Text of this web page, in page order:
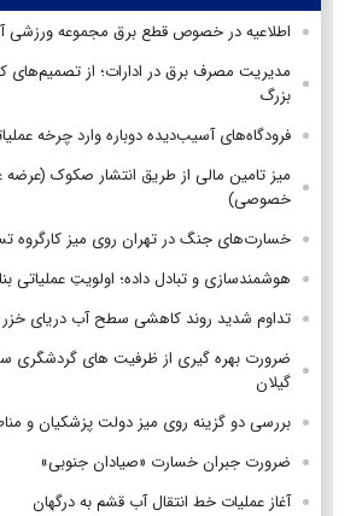
اطلاعیه در خصوص قطع برق مجموعه ورزشی
مدیریت مصرف برق در ادارات؛ از تصمیم‌های
بزرگ
فرودگاه‌های آسیب‌دیده دوباره وارد چرخه
میز تامین مالی از طریق انتشار صکوک
خصوصی)
خسارت‌های جنگ در تهران روی میز کارگروه
هوشمندسازی و تبادل داده؛ اولویتِ عملیاتی
تداوم شدید روند کاهشی سطح آب دریای خزر
ضرورت بهره گیری از ظرفیت های گردشگری
گیلان
بررسی دو گزینه روی میز دولت پزشکیان و
ضرورت جبران خسارت «صیادان جنوبی»
آغاز عملیات خط انتقال آب قشم به درگهان